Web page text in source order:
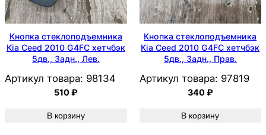
Кнопка стеклоподъемника
Kia Ceed 2010 G4FC хетчбэк
5дв., Задн., Лев.
Артикул товара: 98134
510₽
В корзину
Кнопка стеклоподъемника
Kia Ceed 2010 G4FC хетчбэк
5дв., Задн., Прав.
Артикул товара: 97819
340₽
В корзину